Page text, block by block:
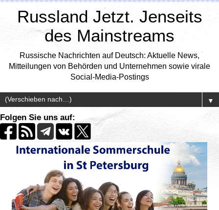
Russland Jetzt. Jenseits
des Mainstreams
Russische Nachrichten auf Deutsch: Aktuelle News,
Mitteilungen von Behörden und Unternehmen sowie virale
Social-Media-Postings
▼
Folgen Sie uns auf: